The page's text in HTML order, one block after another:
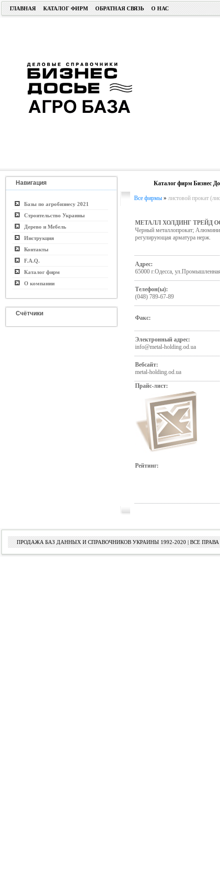
ГЛАВНАЯ КАТАЛОГ ФИРМ ОБРАТНАЯ СВЯЗЬ О НАС
Навигация
Базы по агробизнесу 2021
Строительство Украины
Дерево и Мебель
Инструкция
Контакты
F.A.Q.
Каталог фирм
О компании
Счётчики
Каталог фирм Бизнес
Все фирмы » листовой прокат
МЕТАЛЛ ХОЛДИНГ ТРЕЙД
Черный металлопрокат;
регулирующая арматура нерж.
Адрес:
65000 г.Одесса,
Телефон(ы):
(048) 789-67-89
Факс:
Электронный адрес:
info@metal-holding.od.ua
Вебсайт:
metal-holding.od.ua
Прайс-лист:
Рейтинг:
ПРОДАЖА БАЗ ДАННЫХ И СПРАВОЧНИКОВ УКРАИНЫ 1992-2020 | ВСЕ